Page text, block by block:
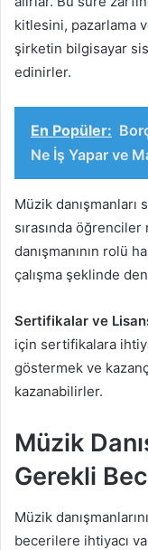
kitlesini, pazarlama
şirketin bilgisayar
edinirler.
En Popüler:
Ne İş Yapar ve
Müzik
sırasında
danışmanının rolü
çalışma şeklinde
Sertifikalar ve
için sertifikalara
göstermek ve
kazanabilirler.
Müzik
Gerekli
Müzik
becerilere ihtiyacı